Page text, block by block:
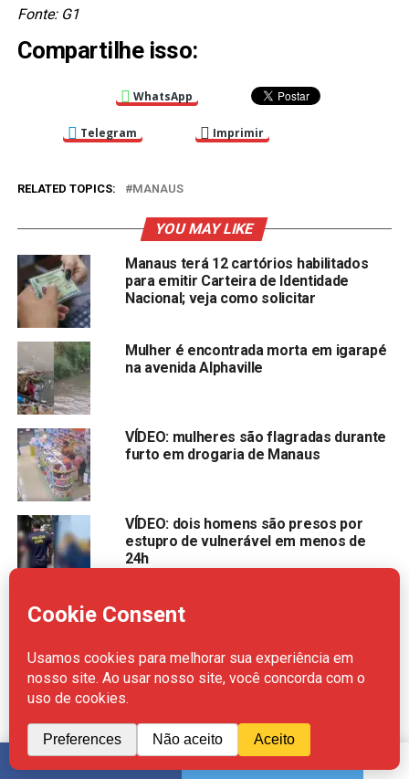
Fonte: G1
Compartilhe isso:
WhatsApp
Telegram Imprimir
RELATED TOPICS: MANAUS
YOU MAY LIKE
Manaus terá 12 cartórios habilitados
para emitir Carteira de Identidade
Nacional; veja como solicitar
Mulher é encontrada morta em igarapé
na avenida Alphaville
VÍDEO: mulheres são flagradas durante
furto em drogaria de Manaus
VÍDEO: dois homens são presos por
estupro de vulnerável em menos de
24h
VÍDEO: colisão entre carro e moto deixa
motociclista morto no Centro de
Policiais são afastados após ação em